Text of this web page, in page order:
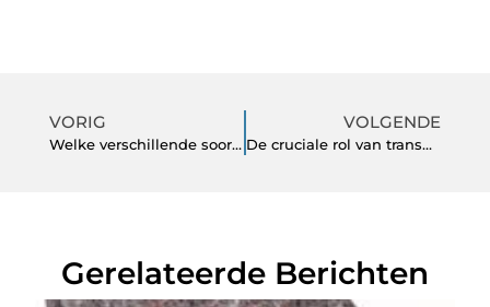
VORIG
Welke verschillende soorten luikscharnieren zijn er?
VOLGENDE
De cruciale rol van transport en logistiek in Nederland
Gerelateerde Berichten